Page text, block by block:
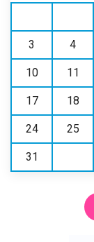
3 4
10 11
17 18
24 25
31